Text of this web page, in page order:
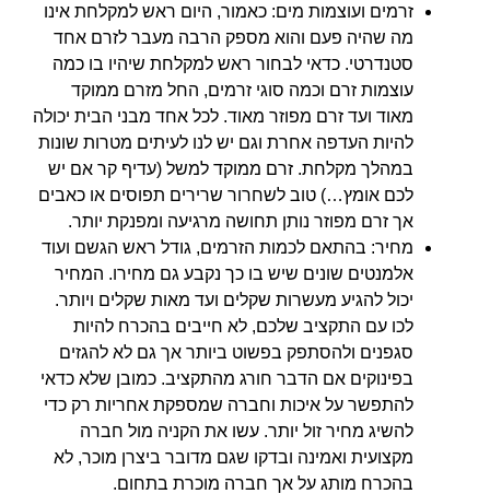
זרמים ועוצמות מים: כאמור, היום ראש למקלחת אינו
מה שהיה פעם והוא מספק הרבה מעבר לזרם אחד
סטנדרטי. כדאי לבחור ראש למקלחת שיהיו בו כמה
עוצמות זרם וכמה סוגי זרמים, החל מזרם ממוקד
מאוד ועד זרם מפוזר מאוד. לכל אחד מבני הבית יכולה
להיות העדפה אחרת וגם יש לנו לעיתים מטרות שונות
במהלך מקלחת. זרם ממוקד למשל (עדיף קר אם יש
לכם אומץ…) טוב לשחרור שרירים תפוסים או כאבים
אך זרם מפוזר נותן תחושה מרגיעה ומפנקת יותר.
מחיר: בהתאם לכמות הזרמים, גודל ראש הגשם ועוד
אלמנטים שונים שיש בו כך נקבע גם מחירו. המחיר
יכול להגיע מעשרות שקלים ועד מאות שקלים ויותר.
לכו עם התקציב שלכם, לא חייבים בהכרח להיות
סגפנים ולהסתפק בפשוט ביותר אך גם לא להגזים
בפינוקים אם הדבר חורג מהתקציב. כמובן שלא כדאי
להתפשר על איכות וחברה שמספקת אחריות רק כדי
להשיג מחיר זול יותר. עשו את הקניה מול חברה
מקצועית ואמינה ובדקו שגם מדובר ביצרן מוכר, לא
בהכרח מותג על אך חברה מוכרת בתחום.